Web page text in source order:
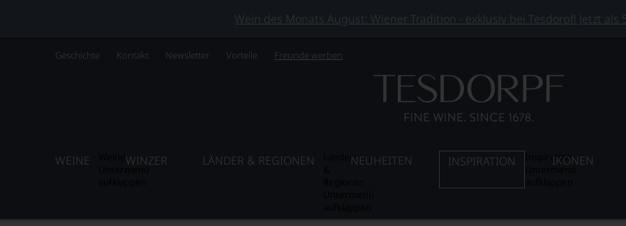
Wein des Monats August: Wiener Tradition - exklusiv bei Tesdorpf! Jetzt als
Geschichte Kontakt Newsletter Vorteile Freunde werben
WEINE WINZER LÄNDER & REGIONEN
LänderNEUHEITEN INSPIRATION
InspirationIKONEN